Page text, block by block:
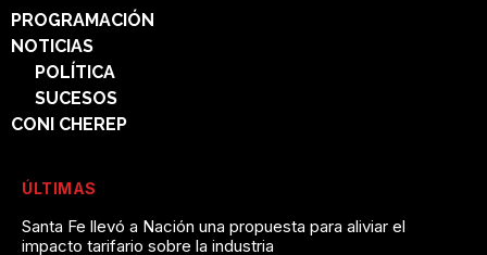
PROGRAMACIÓN
NOTICIAS
POLÍTICA
SUCESOS
CONI CHEREP
ÚLTIMAS
Santa Fe llevó a Nación una propuesta para aliviar el
impacto tarifario sobre la industria